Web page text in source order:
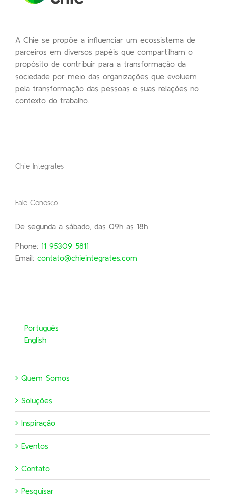
A Chie se propõe a influenciar um ecossistema de
parceiros em diversos papéis que compartilham o
propósito de contribuir para a transformação da
sociedade por meio das organizações que evoluem
pela transformação das pessoas e suas relações no
contexto do trabalho.
Chie Integrates
Fale Conosco
De segunda a sábado, das 09h as 18h
Phone: 11 95309 5811
Email: contato@chieintegrates.com
Português
English
Quem Somos
Soluções
Inspiração
Eventos
Contato
Pesquisar